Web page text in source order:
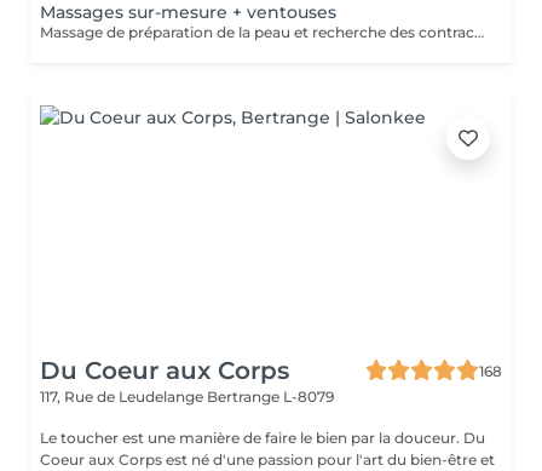
Massages sur-mesure + ventouses
Massage de préparation de la peau et recherche des contractures suivis pas la pose des ventouses. Le vide est créé à l'aide d'une flamme, aucune sensation de chaud n'est ressentie durant le procédé et la technique est peu douloureuse. Le but de la cupping therapy est de soulager les tensions musculaires tout en promouvant la circulation sanguine et lymphatique.
Du Coeur aux Corps
168
117, Rue de Leudelange Bertrange L-8079
Le toucher est une manière de faire le bien par la douceur. Du
Coeur aux Corps est né d'une passion pour l'art du bien-être et